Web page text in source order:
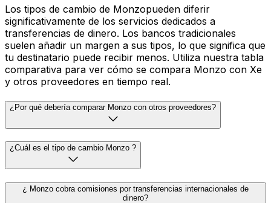
Los tipos de cambio de Monzopueden diferir
significativamente de los servicios dedicados a
transferencias de dinero. Los bancos tradicionales
suelen añadir un margen a sus tipos, lo que significa que
tu destinatario puede recibir menos. Utiliza nuestra tabla
comparativa para ver cómo se compara Monzo con Xe
y otros proveedores en tiempo real.
¿Por qué debería comparar Monzo con otros proveedores?
¿Cuál es el tipo de cambio Monzo ?
¿ Monzo cobra comisiones por transferencias internacionales de
dinero?